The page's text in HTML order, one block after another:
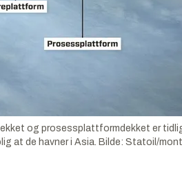
og prosessplattformdekket er
at de havner i Asia. Bilde: Statoil/